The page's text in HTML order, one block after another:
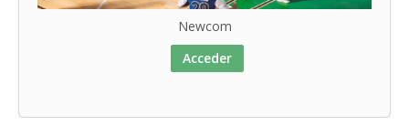
Newcom
Acceder